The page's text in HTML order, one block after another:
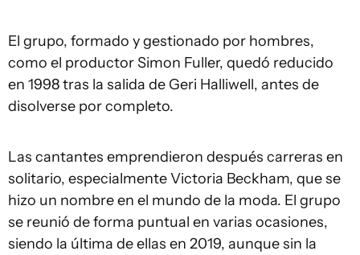
El grupo, formado y gestionado por hombres,
como el productor Simon Fuller, quedó reducido
en 1998 tras la salida de Geri Halliwell, antes de
disolverse por completo.
Las cantantes emprendieron después carreras en
solitario, especialmente Victoria Beckham, que se
hizo un nombre en el mundo de la moda. El grupo
se reunió de forma puntual en varias ocasiones,
siendo la última de ellas en 2019, aunque sin la